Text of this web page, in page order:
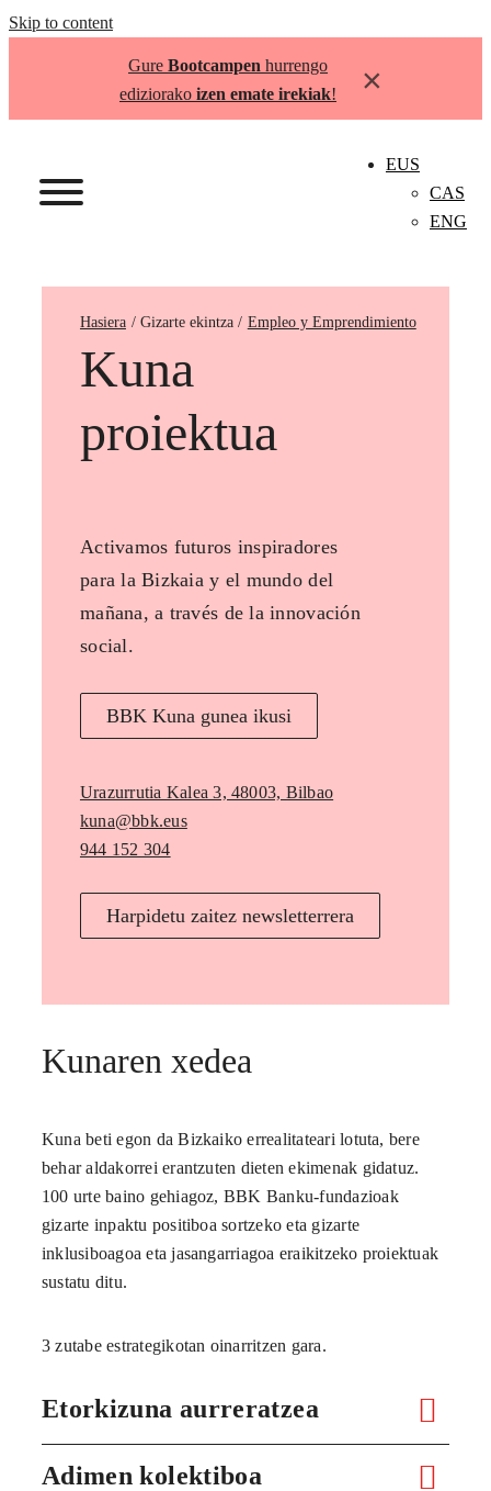
Skip to content
Gure Bootcampen hurrengo
ediziorako izen emate irekiak! ×
EUS
CAS
ENG
Hasiera Empleo y Emprendimiento
Kuna
proiektua
Activamos futuros inspiradores
para la Bizkaia y el mundo del
mañana, a través de la innovación
social.
BBK Kuna gunea ikusi
Urazurrutia Kalea 3, 48003, Bilbao
kuna@bbk.eus
944 152 304
Harpidetu zaitez newsletterrera
Kunaren xedea
Kuna beti egon da Bizkaiko errealitateari lotuta, bere
behar aldakorrei erantzuten dieten ekimenak gidatuz.
100 urte baino gehiagoz, BBK Banku-fundazioak
gizarte inpaktu positiboa sortzeko eta gizarte
inklusiboagoa eta jasangarriagoa eraikitzeko proiektuak
sustatu ditu.
3 zutabe estrategikotan oinarritzen gara.
Etorkizuna aurreratzea
Adimen kolektiboa